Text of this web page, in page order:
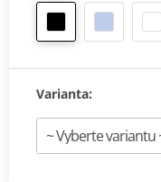
Varianta: